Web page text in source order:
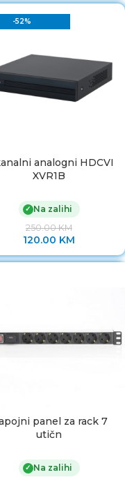
-52%
analogni HDCVI
XVR1B
✓ Na zalihi
250.00KM
120.00 KM
panel za rack 7
utičn
✓ Na zalihi